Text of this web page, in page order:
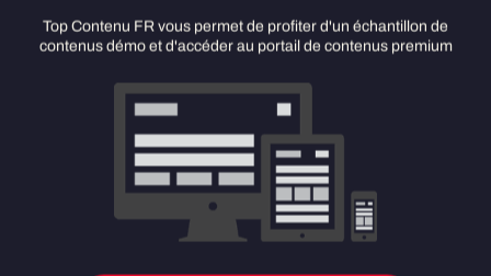
Par un été où les nouveaux jeux vidéo ont brillé par leur absence, les
joueurs PlayStation et PC ont eu une surprise de taille avec une
sortie qui n'était pas vraiment attendue...
Top Contenu FR vous permet de profiter d'un échantillon de
contenus démo et d'accéder au portail de contenus premium